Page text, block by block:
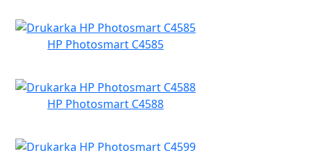
HP Photosmart C4585
HP Photosmart C4588